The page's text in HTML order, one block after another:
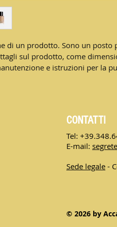
di un prodotto. Sono un posto
sul prodotto, come
e istruzioni per la
CONTATTI
Tel:
E-mail:
Sede legale -
© 2026 by